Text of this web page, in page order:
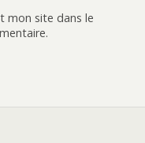
mon site dans le